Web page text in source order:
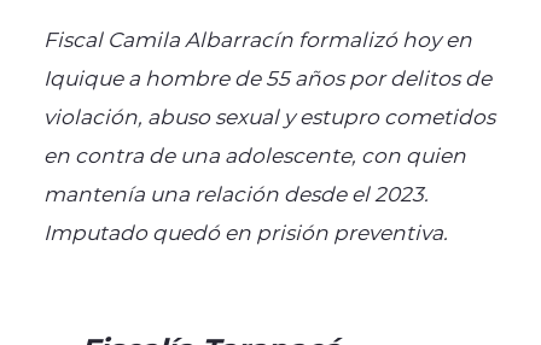
Fiscal Camila Albarracín formalizó hoy en
Iquique a hombre de 55 años por delitos de
violación, abuso sexual y estupro cometidos
en contra de una adolescente, con quien
mantenía una relación desde el 2023.
Imputado quedó en prisión preventiva.